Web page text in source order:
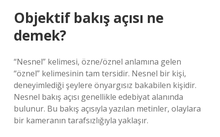
Objektif bakış açısı ne
demek?
“Nesnel” kelimesi, özne/öznel anlamına gelen
“öznel” kelimesinin tam tersidir. Nesnel bir kişi,
deneyimlediği şeylere önyargısız bakabilen kişidir.
Nesnel bakış açısı genellikle edebiyat alanında
bulunur. Bu bakış açısıyla yazılan metinler, olaylara
bir kameranın tarafsızlığıyla yaklaşır.